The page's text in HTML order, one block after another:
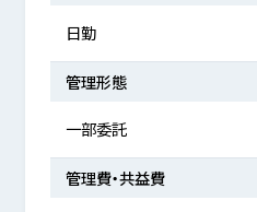
日勤
管理形態
一部委託
管理費・共益費